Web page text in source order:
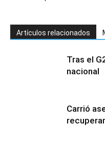
Artículos relacionados
Tras el
nacional
Carrió